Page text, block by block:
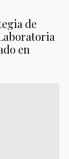
de
en